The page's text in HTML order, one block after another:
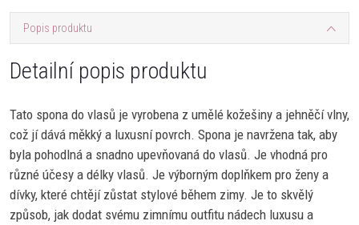
Popis produktu
Detailní popis produktu
Tato spona do vlasů je vyrobena z umělé kožešiny a jehněčí vlny,
což jí dává měkký a luxusní povrch. Spona je navržena tak, aby
byla pohodlná a snadno upevňovaná do vlasů. Je vhodná pro
různé účesy a délky vlasů. Je výborným doplňkem pro ženy a
dívky, které chtějí zůstat stylové během zimy. Je to skvělý
způsob, jak dodat svému zimnímu outfitu nádech luxusu a